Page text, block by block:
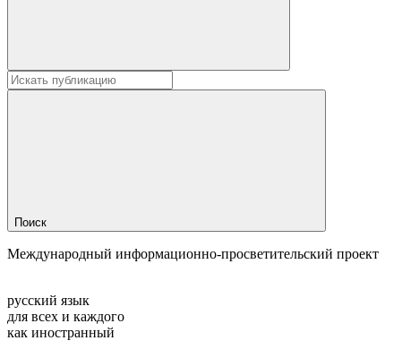
Поиск
Международный информационно-просветительский проект
русский язык
для всех и каждого
как иностранный